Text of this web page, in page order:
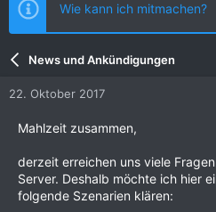
Wie kann ich mitmachen?
News und Ankündigungen
22. Oktober 2017
Mahlzeit zusammen,
derzeit erreichen uns viele
Server. Deshalb möchte ich hier
folgende Szenarien klären: